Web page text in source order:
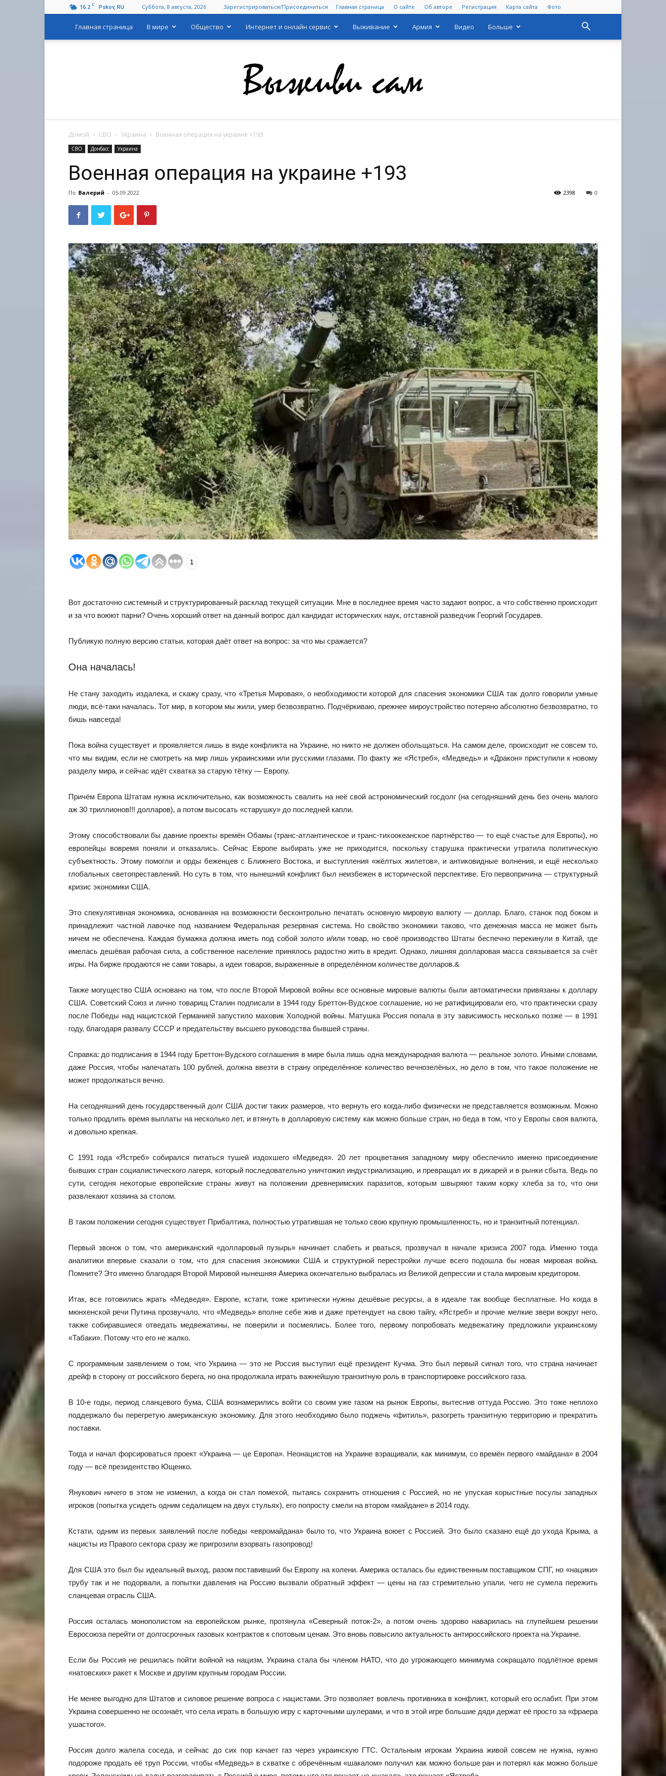
16.2 C Pskov, RU Суббота, 8 августа, 2026 Зарегистрироваться/Присоединиться Главная страница О сайте Об авторе Регистрация Карта сайта Фото
Главная страница В мире Общество Интернет и онлайн сервис Выживание Армия Видео Больше
Домой СВО Украина Военная операция на украине +193
СВО Донбасс Украина
Военная операция на украине +193
По Валерий - 05.09.2022 0
2398
1
Вот достаточно системный и структурированный расклад текущей ситуации. Мне в последнее время часто задают вопрос, а что собственно происходит
и за что воюют парни? Очень хороший ответ на данный вопрос дал кандидат исторических наук, отставной разведчик Георгий Государев.
Публикую полную версию статьи, которая даёт ответ на вопрос: за что мы сражается?
Она началась!
Не стану заходить издалека, и скажу сразу, что «Третья Мировая», о необходимости которой для спасения экономики США так долго говорили умные
люди, всё-таки началась. Тот мир, в котором мы жили, умер безвозвратно. Подчёркиваю, прежнее мироустройство потеряно абсолютно безвозвратно, то
бишь навсегда!
Пока война существует и проявляется лишь в виде конфликта на Украине, но никто не должен обольщаться. На самом деле, происходит не совсем то,
что мы видим, если не смотреть на мир лишь украинскими или русскими глазами. По факту же «Ястреб», «Медведь» и «Дракон» приступили к новому
разделу мира, и сейчас идёт схватка за старую тётку — Европу.
Причём Европа Штатам нужна исключительно, как возможность свалить на неё свой астрономический госдолг (на сегодняшний день без очень малого
аж 30 триллионов!!! долларов), а потом высосать «старушку» до последней капли.
Этому способствовали бы давние проекты времён Обамы (транс-атлантическое и транс-тихоокеанское партнёрство — то ещё счастье для Европы), но
европейцы вовремя поняли и отказались. Сейчас Европе выбирать уже не приходится, поскольку старушка практически утратила политическую
субъектность. Этому помогли и орды беженцев с Ближнего Востока, и выступления «жёлтых жилетов», и антиковидные волнения, и ещё несколько
глобальных светопреставлений. Но суть в том, что нынешний конфликт был неизбежен в исторической перспективе. Его первопричина — структурный
кризис экономики США.
Это спекулятивная экономика, основанная на возможности бесконтрольно печатать основную мировую валюту — доллар. Благо, станок под боком и
принадлежит частной лавочке под названием Федеральная резервная система. Но свойство экономики таково, что денежная масса не может быть
ничем не обеспечена. Каждая бумажка должна иметь под собой золото и/или товар, но своё производство Штаты беспечно перекинули в Китай, где
имелась дешёвая рабочая сила, а собственное население принялось радостно жить в кредит. Однако, лишняя долларовая масса связывается за счёт
игры. На бирже продаются не сами товары, а идеи товаров, выраженные в определённом количестве долларов.&
Также могущество США основано на том, что после Второй Мировой войны все основные мировые валюты были автоматически привязаны к доллару
США. Советский Союз и лично товарищ Сталин подписали в 1944 году Бреттон-Вудское соглашение, но не ратифицировали его, что практически сразу
после Победы над нацистской Германией запустило маховик Холодной войны. Матушка Россия попала в эту зависимость несколько позже — в 1991
году, благодаря развалу СССР и предательству высшего руководства бывшей страны.
Справка: до подписания в 1944 году Бреттон-Вудского соглашения в мире была лишь одна международная валюта — реальное золото. Иными словами,
даже Россия, чтобы напечатать 100 рублей, должна ввезти в страну определённое количество вечнозелёных, но дело в том, что такое положение не
может продолжаться вечно.
На сегодняшний день государственный долг США достиг таких размеров, что вернуть его когда-либо физически не представляется возможным. Можно
только продлить время выплаты на несколько лет, и втянуть в долларовую систему как можно больше стран, но беда в том, что у Европы своя валюта,
и довольно крепкая.
С 1991 года «Ястреб» собирался питаться тушей издохшего «Медведя». 20 лет процветания западному миру обеспечило именно присоединение
бывших стран социалистического лагеря, который последовательно уничтожил индустриализацию, и превращал их в дикарей и в рынки сбыта. Ведь по
сути, сегодня некоторые европейские страны живут на положении древнеримских паразитов, которым швыряют таким корку хлеба за то, что они
развлекают хозяина за столом.
В таком положении сегодня существует Прибалтика, полностью утратившая не только свою крупную промышленность, но и транзитный потенциал.
Первый звонок о том, что американский «долларовый пузырь» начинает слабеть и рваться, прозвучал в начале кризиса 2007 года. Именно тогда
аналитики впервые сказали о том, что для спасения экономики США и структурной перестройки лучше всего подошла бы новая мировая война.
Помните? Это именно благодаря Второй Мировой нынешняя Америка окончательно выбралась из Великой депрессии и стала мировым кредитором.
Итак, все готовились жрать «Медведя». Европе, кстати, тоже критически нужны дешёвые ресурсы, а в идеале так вообще бесплатные. Но когда в
мюнхенской речи Путина прозвучало, что «Медведь» вполне себе жив и даже претендует на свою тайгу, «Ястреб» и прочие мелкие звери вокруг него,
также собиравшиеся отведать медвежатины, не поверили и посмеялись. Более того, первому попробовать медвежатину предложили украинскому
«Табаки». Потому что его не жалко.
С программным заявлением о том, что Украина — это не Россия выступил ещё президент Кучма. Это был первый сигнал того, что страна начинает
дрейф в сторону от российского берега, но она продолжала играть важнейшую транзитную роль в транспортировке российского газа.
В 10-е годы, период сланцевого бума, США вознамерились войти со своим уже газом на рынок Европы, вытеснив оттуда Россию. Это тоже неплохо
поддержало бы перегретую американскую экономику. Для этого необходимо было поджечь «фитиль», разогреть транзитную территорию и прекратить
поставки.
Тогда и начал форсироваться проект «Украина — це Европа». Неонацистов на Украине взращивали, как минимум, со времён первого «майдана» в 2004
году — всё президентство Ющенко.
Янукович ничего в этом не изменил, а когда он стал помехой, пытаясь сохранить отношения с Россией, но не упуская корыстные посулы западных
игроков (попытка усидеть одним седалищем на двух стульях), его попросту смели на втором «майдане» в 2014 году.
Кстати, одним из первых заявлений после победы «евромайдана» было то, что Украина воюет с Россией. Это было сказано ещё до ухода Крыма, а
нацисты из Правого сектора сразу же пригрозили взорвать газопровод!
Для США это был бы идеальный выход, разом поставивший бы Европу на колени. Америка осталась бы единственным поставщиком СПГ, но «нацики»
трубу так и не подорвали, а попытки давления на Россию вызвали обратный эффект — цены на газ стремительно упали, чего не сумела пережить
сланцевая отрасль США.
Россия осталась монополистом на европейском рынке, протянула «Северный поток-2», а потом очень здорово наварилась на глупейшем решении
Евросоюза перейти от долгосрочных газовых контрактов к спотовым ценам. Это вновь повысило актуальность антироссийского проекта на Украине.
Если бы Россия не решилась пойти войной на нацизм, Украина стала бы членом НАТО, что до угрожающего минимума сокращало подлётное время
«натовских» ракет к Москве и другим крупным городам России.
Не менее выгодно для Штатов и силовое решение вопроса с нацистами. Это позволяет вовлечь противника в конфликт, который его ослабит. При этом
Украина совершенно не осознаёт, что села играть в большую игру с карточными шулерами, и что в этой игре большие дяди держат её просто за «фраера
ушастого».
Россия долго жалела соседа, и сейчас до сих пор качает газ через украинскую ГТС. Остальным игрокам Украина живой совсем не нужна, нужно
подороже продать её труп России, чтобы «Медведь» в схватке с обречённым «шакалом» получил как можно больше ран и потерял как можно больше